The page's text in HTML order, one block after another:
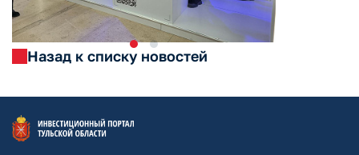
Назад к списку новостей